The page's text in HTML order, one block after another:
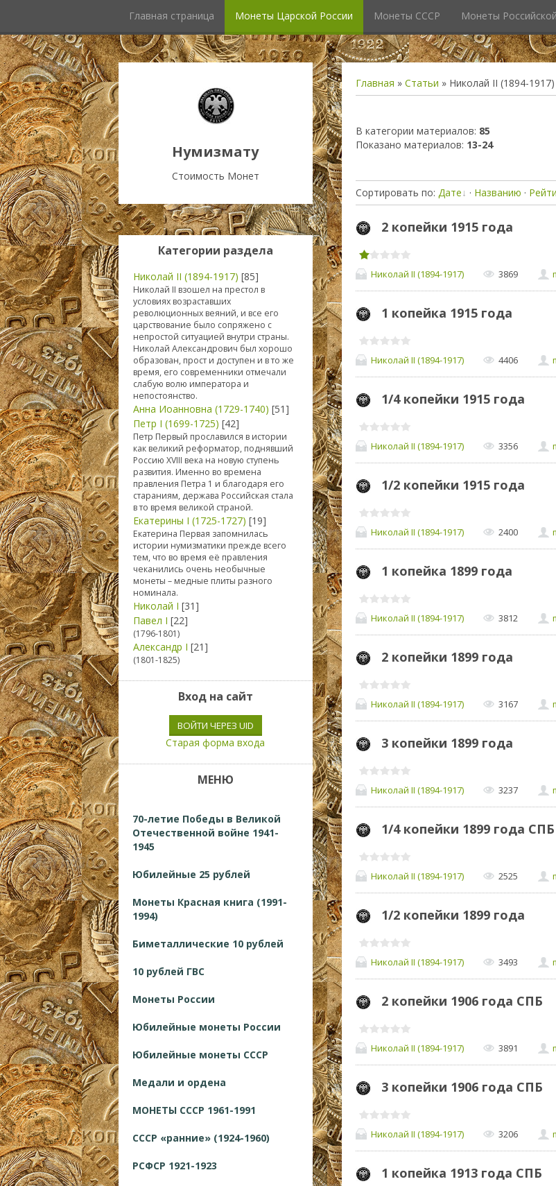
Главная страница Монеты Царской России Монеты СССР Монеты
Нумизмату
Стоимость Монет
Главная » Статьи » Николай II (1894-1917)
В категории материалов: 85
Показано материалов: 13-24
Сортировать по: Дате · Названию ·
2 копейки 1915 года
Николай II (1894-1917) 3869
1 копейка 1915 года
Николай II (1894-1917) 4406
1/4 копейки 1915 года
Николай II (1894-1917) 3356
1/2 копейки 1915 года
Николай II (1894-1917) 2400
1 копейка 1899 года
Николай II (1894-1917) 3812
2 копейки 1899 года
Николай II (1894-1917) 3167
3 копейки 1899 года
Николай II (1894-1917) 3237
1/4 копейки 1899 года СПБ
Николай II (1894-1917) 2525
1/2 копейки 1899 года
Николай II (1894-1917) 3493
2 копейки 1906 года СПБ
Николай II (1894-1917) 3891
3 копейки 1906 года СПБ
Николай II (1894-1917) 3206
1 копейка 1913 года СПБ
Категории раздела
Николай II (1894-1917) [85]
Николай II взошел на престол в
условиях возраставших
революционных веяний, и все его
царствование было сопряжено с
непростой ситуацией внутри страны.
Николай Александрович был хорошо
образован, прост и доступен и в то же
время, его современники отмечали
слабую волю императора и
непостоянство.
Анна Иоанновна (1729-1740) [51]
Петр I (1699-1725) [42]
Петр Первый прославился в истории
как великий реформатор, поднявший
Россию XVIII века на новую ступень
развития. Именно во времена
правления Петра 1 и благодаря его
стараниям, держава Российская стала
в то время великой страной.
Екатерины I (1725-1727) [19]
Екатерина Первая запомнилась
истории нумизматики прежде всего
тем, что во время её правления
чеканились очень необычные
монеты – медные плиты разного
номинала.
Николай I [31]
Павел I [22]
(1796-1801)
Александр I [21]
(1801-1825)
Вход на сайт
ВОЙТИ ЧЕРЕЗ UID
Старая форма входа
МЕНЮ
70-летие Победы в Великой
Отечественной войне 1941-
1945
Юбилейные 25 рублей
Монеты Красная книга (1991-
1994)
Биметаллические 10 рублей
10 рублей ГВС
Монеты России
Юбилейные монеты России
Юбилейные монеты СССР
Медали и ордена
МОНЕТЫ СССР 1961-1991
СССР «ранние» (1924-1960)
РСФСР 1921-1923